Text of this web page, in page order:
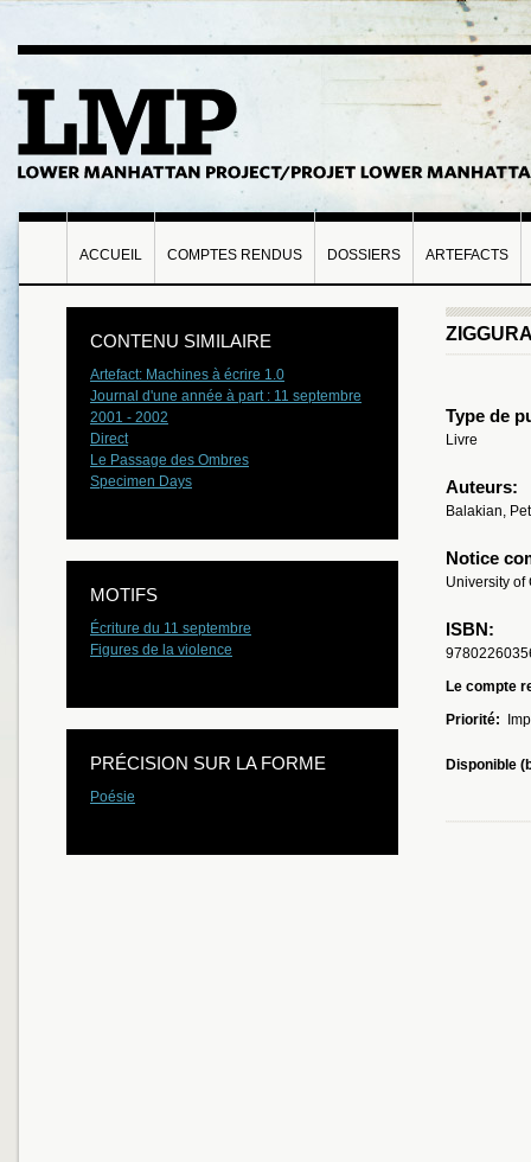
ACCUEIL COMPTES RENDUS DOSSIERS ARTEFACTS
Type de
Livre
Auteurs:
Balakian,
Notice
University of
ISBN:
Le compte
Priorité:
Disponible
CONTENU SIMILAIRE
Artefact: Machines à écrire 1.0
Journal d'une année à part : 11 septembre
2001 - 2002
Direct
Le Passage des Ombres
Specimen Days
MOTIFS
Écriture du 11 septembre
Figures de la violence
PRÉCISION SUR LA FORME
Poésie